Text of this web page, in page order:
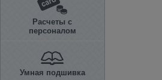
Расчеты с
персоналом
Умная подшивка